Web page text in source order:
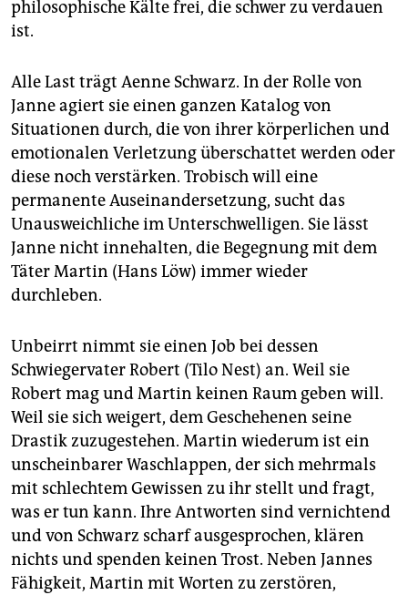
philosophische Kälte frei, die schwer zu verdauen
ist.
Alle Last trägt Aenne Schwarz. In der Rolle von
Janne agiert sie einen ganzen Katalog von
Situationen durch, die von ihrer körperlichen und
emotionalen Verletzung überschattet werden oder
diese noch verstärken. Trobisch will eine
permanente Auseinandersetzung, sucht das
Unausweichliche im Unterschwelligen. Sie lässt
Janne nicht innehalten, die Begegnung mit dem
Täter Martin (Hans Löw) immer wieder
durchleben.
Unbeirrt nimmt sie einen Job bei dessen
Schwiegervater Robert (Tilo Nest) an. Weil sie
Robert mag und Martin keinen Raum geben will.
Weil sie sich weigert, dem Geschehenen seine
Drastik zuzugestehen. Martin wiederum ist ein
unscheinbarer Waschlappen, der sich mehrmals
mit schlechtem Gewissen zu ihr stellt und fragt,
was er tun kann. Ihre Antworten sind vernichtend
und von Schwarz scharf ausgesprochen, klären
nichts und spenden keinen Trost. Neben Jannes
Fähigkeit, Martin mit Worten zu zerstören,